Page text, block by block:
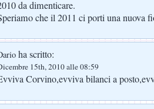
da dimenticare.
che il 2011 ci porti una nuova
ha scritto:
15th, 2010 alle 08:59
Corvino,evviva bilanci a